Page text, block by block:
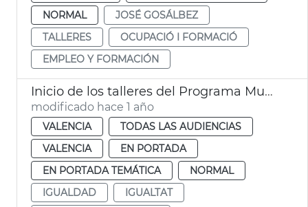
NORMAL
JOSÉ GOSÁLBEZ
TALLERES
OCUPACIÓ I FORMACIÓ
EMPLEO Y FORMACIÓN
Inicio de los talleres del Programa Muejeres Grandiosas
modificado hace 1 año
VALENCIA
TODAS LAS AUDIENCIAS
VALENCIA
EN PORTADA
EN PORTADA TEMÁTICA
NORMAL
IGUALDAD
IGUALTAT